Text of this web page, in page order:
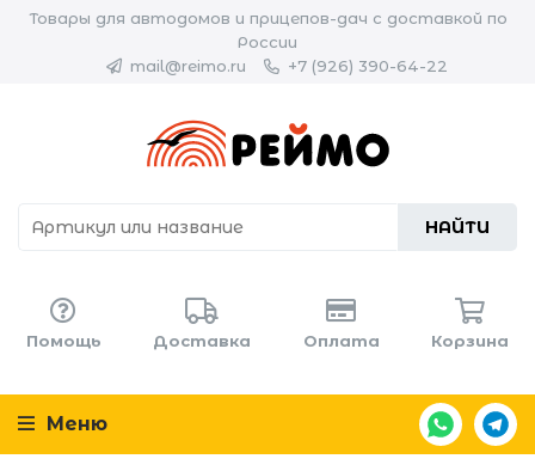
Товары для автодомов и прицепов-дач с доставкой по
России
mail@reimo.ru
+7 (926) 390-64-22
НАЙТИ
Помощь Доставка Оплата Корзина
Меню